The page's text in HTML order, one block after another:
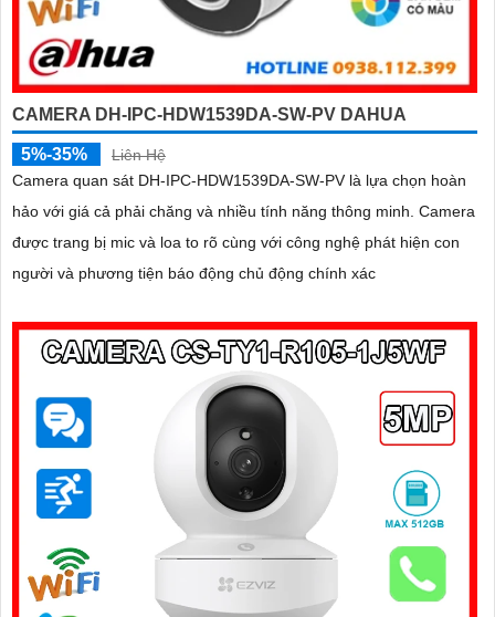
CAMERA DH-IPC-HDW1539DA-SW-PV DAHUA
5%-35%
Liên Hệ
Camera quan sát DH-IPC-HDW1539DA-SW-PV là lựa chọn hoàn
hảo với giá cả phải chăng và nhiều tính năng thông minh. Camera
được trang bị mic và loa to rõ cùng với công nghệ phát hiện con
người và phương tiện báo động chủ động chính xác